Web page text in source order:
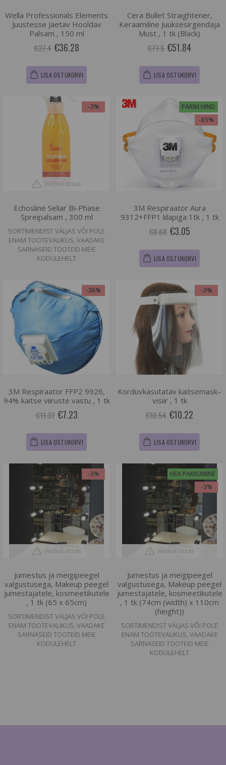
Wella Professionals Elements
Juustesse Jäetav Hooldav
Palsam , 150 ml
€37.4 €36.28
LISA OSTUKORVI
Cera Bullet Straightener,
Keraamiline Juuksesirgendaja
Must , 1 tk (Black)
€77.5 €51.84
LISA OSTUKORVI
-3%
Hetkel otsas
Echosline Seliar Bi-Phase
Spreipalsam , 300 ml
SORTIMENDIST VÄLJAS VÕI POLE
ENAM TOOTEVALIKUS, VAADAKE
SARNASEID TOOTEID MEIE
KODULEHELT
PARIM HIND
-65%
3M Respiraator Aura
9312+FFP1 klapiga 1tk , 1 tk
€8.68 €3.05
LISA OSTUKORVI
-36%
3M Respiraator FFP2 9926,
94% kaitse viiruste vastu , 1 tk
€11.37 €7.23
LISA OSTUKORVI
-3%
Korduvkasutatav kaitsemask–
visiir , 1 tk
€10.54 €10.22
LISA OSTUKORVI
-3%
Hetkel otsas
Jumestus ja meigipeegel
valgustusega, Makeup peegel
jumestajatele, kosmeetikutele
, 1 tk (65 x 65cm)
SORTIMENDIST VÄLJAS VÕI POLE
ENAM TOOTEVALIKUS, VAADAKE
SARNASEID TOOTEID MEIE
KODULEHELT
HEA PAKKUMINE
-3%
Hetkel otsas
Jumestus ja meigipeegel
valgustusega, Makeup peegel
jumestajatele, kosmeetikutele
, 1 tk (74cm (width) x 110cm
(height))
SORTIMENDIST VÄLJAS VÕI POLE
ENAM TOOTEVALIKUS, VAADAKE
SARNASEID TOOTEID MEIE
KODULEHELT